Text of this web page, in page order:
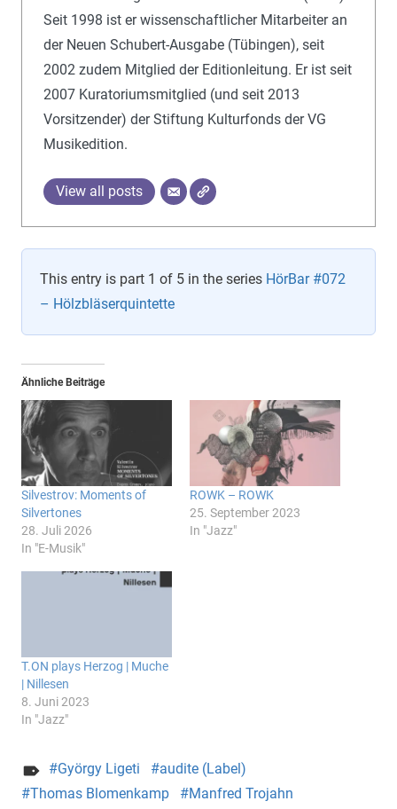
Seit 1998 ist er wissenschaftlicher Mitarbeiter an
der Neuen Schubert-Ausgabe (Tübingen), seit
2002 zudem Mitglied der Editionleitung. Er ist seit
2007 Kuratoriumsmitglied (und seit 2013
Vorsitzender) der Stiftung Kulturfonds der VG
Musikedition.
View all posts
This entry is part 1 of 5 in the series HörBar #072
– Hölzbläserquintette
Ähnliche Beiträge
Silvestrov: Moments of
Silvertones
28. Juli 2026
In "E-Musik"
ROWK – ROWK
25. September 2023
In "Jazz"
T.ON plays Herzog | Muche
| Nillesen
8. Juni 2023
In "Jazz"
György Ligeti
audite (Label)
Thomas Blomenkamp
Manfred Trojahn